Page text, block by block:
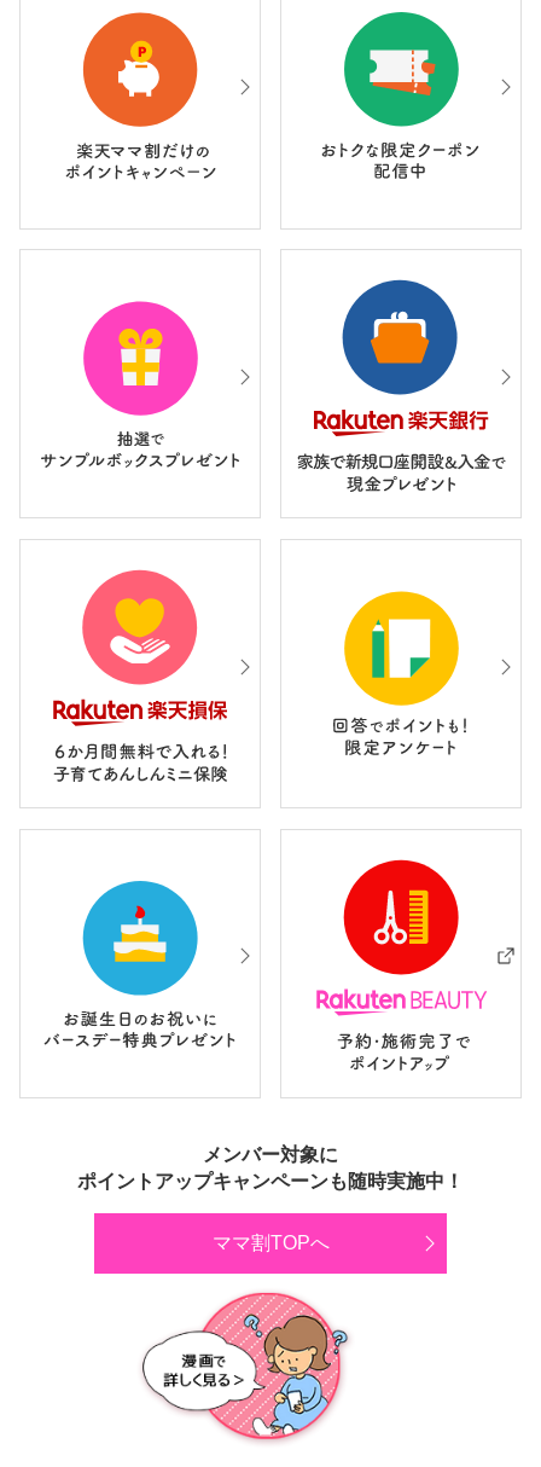
メンバー対象に
ポイントアップキャンペーンも随時実施中！
ママ割TOPへ